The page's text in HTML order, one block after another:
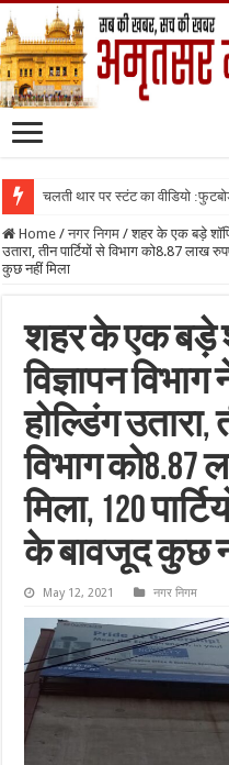
चलती थार पर स्टंट का वीडियो
Home / नगर निगम / शहर के एक बड़े
उतारा, तीन पार्टियों से विभाग को8.87 लाख
कुछ नहीं मिला
शहर के एक बड़े
विज्ञापन विभाग
होल्डिंग उतारा,
विभाग
मिला, 120
के बावजूद कुछ
May 12, 2021 नगर निगम